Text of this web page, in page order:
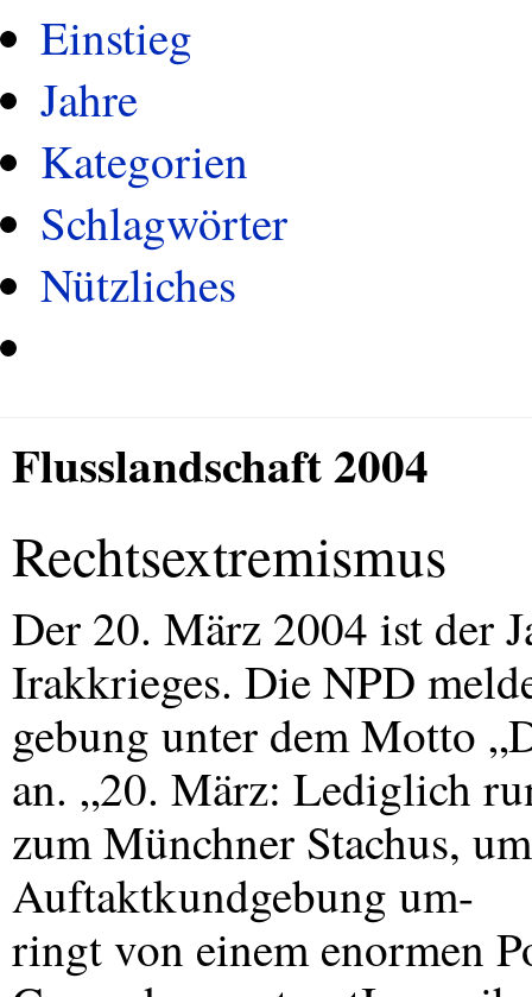
Einstieg
Jahre
Kategorien
Schlagwörter
Nützliches
Flusslandschaft 2004
Rechtsextremismus
Der 20. März 2004 ist der
Irakkrieges. DieNPD
gebung unter dem Motto
an. „20. März: Lediglich
zum Münchner Stachus,
Auftaktkundgebung um-
ringt von einem enormen